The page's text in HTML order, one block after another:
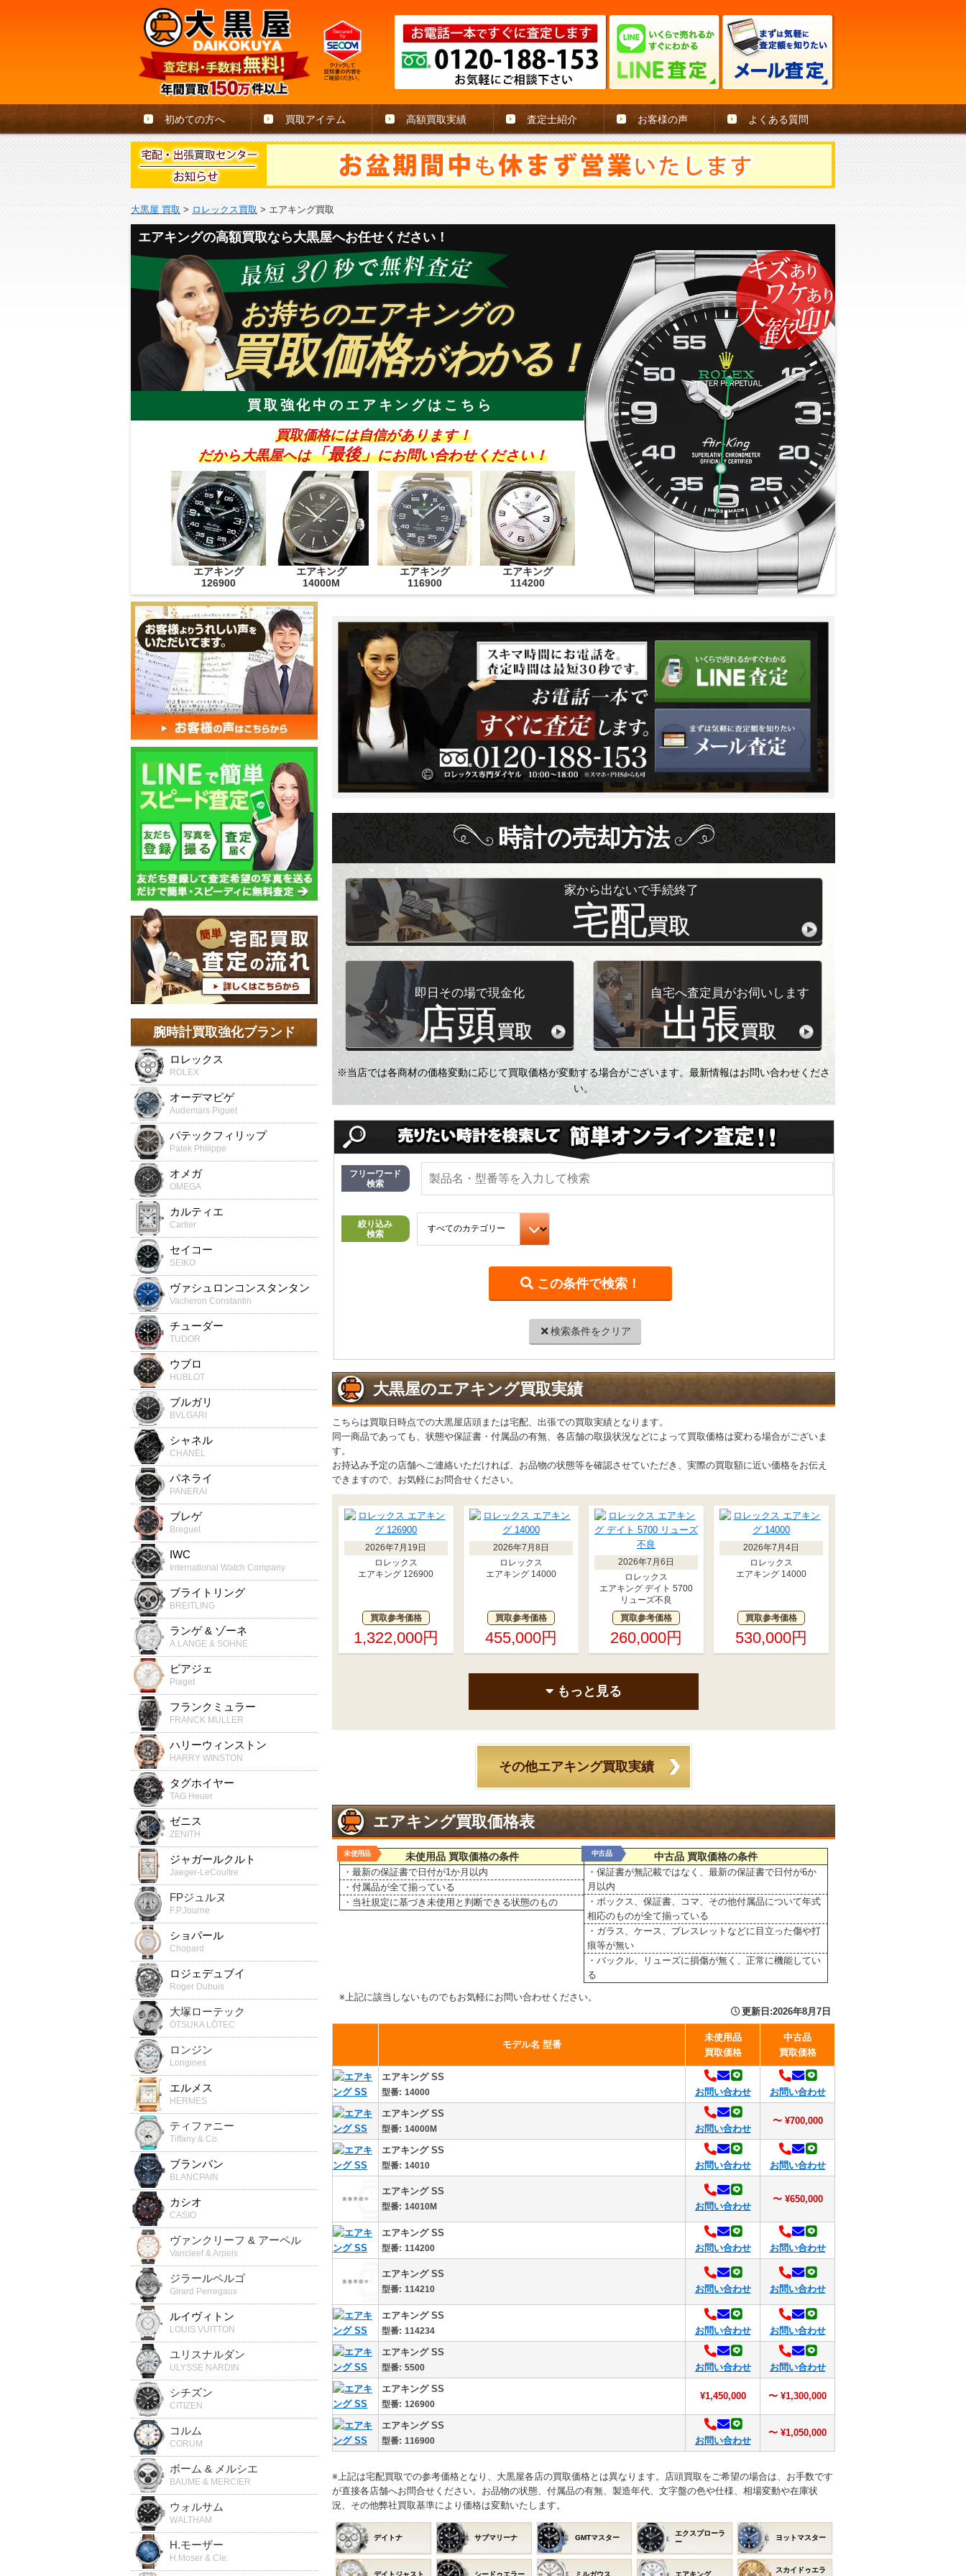
初めての方へ 買取アイテム 高額買取実績 査定士紹介 お客様の声 よくある質問
大黒屋 買取 > ロレックス買取 > エアキング買取
エアキングの高額買取なら大黒屋へお任せください！
お持ちのエアキングの
買取価格がわかる！
買取強化中のエアキングはこちら
買取価格には自信があります！
だから大黒屋へは「最後」にお問い合わせください！
エアキング
126900
エアキング
14000M
エアキング
116900
エアキング
114200
時計の売却方法
家から出ないで手続終了
宅配買取
即日その場で現金化
店頭買取
自宅へ査定員がお伺いします
出張買取
※当店では各商材の価格変動に応じて買取価格が変動する場合がございます。最新情報はお問い合わせくださ
い。
フリーワード
検索
絞り込み
検索
検索条件をクリア
大黒屋のエアキング買取実績
こちらは買取日時点での大黒屋店頭または宅配、出張での買取実績となります。
同一商品であっても、状態や保証書・付属品の有無、各店舗の取扱状況などによって買取価格は変わる場合がございま
す。
お持込み予定の店舗へご連絡いただければ、お品物の状態等を確認させていただき、実際の買取額に近い価格をお伝え
できますので、お気軽にお問合せください。
2026年7月19日
ロレックス
エアキング 126900
買取参考価格
1,322,000円
2026年7月8日
ロレックス
エアキング 14000
買取参考価格
455,000円
2026年7月6日
ロレックス
エアキング デイト 5700
リューズ不良
買取参考価格
260,000円
2026年7月4日
ロレックス
エアキング 14000
買取参考価格
530,000円
もっと見る
その他エアキング買取実績
エアキング買取価格表
未使用品 未使用品 買取価格の条件
・最新の保証書で日付が1か月以内
・付属品が全て揃っている
・当社規定に基づき未使用と判断できる状態のもの
中古品 中古品 買取価格の条件
・保証書が無記載ではなく、最新の保証書で日付が6か
月以内
・ボックス、保証書、コマ、その他付属品について年式
相応のものが全て揃っている
・ガラス、ケース、ブレスレットなどに目立った傷や打
痕等が無い
・バックル、リューズに損傷が無く、正常に機能してい
る
※上記に該当しないものでもお気軽にお問い合わせください。
更新日:2026年8月7日
モデル名 型番
未使用品
買取価格
中古品
買取価格
エアキング SS
14000 お問い合わせ
お問い合わせ
エアキング SS
14000M お問い合わせ
〜 ¥700,000
エアキング SS
14010 お問い合わせ お問い合わせ
エアキング SS
14010M お問い合わせ
〜 ¥650,000
エアキング SS
114200 お問い合わせ お問い合わせ
エアキング SS
114210 お問い合わせ お問い合わせ
エアキング SS
114234 お問い合わせ
お問い合わせ
エアキング SS
5500 お問い合わせ
お問い合わせ
エアキング SS
126900
¥1,450,000 〜 ¥1,300,000
エアキング SS
116900 お問い合わせ
〜 ¥1,050,000
※上記は宅配買取での参考価格となり、大黒屋各店の買取価格とは異なります。店頭買取をご希望の場合は、お手数です
が直接各店舗へお問合せください。お品物の状態、付属品の有無、製造年代、文字盤の色や仕様、相場変動や在庫状
況、その他弊社買取基準により価格は変動いたします。
デイトナ サブマリーナ GMTマスター
エクスプローラ
ー
ヨットマスター
デイトジャスト シードゥエラー ミルガウス エアキング
スカイドゥエラ
腕時計買取強化ブランド
ロレックス
ROLEX
オーデマピゲ
Audemars Piguet
パテックフィリップ
Patek Philippe
オメガ
OMEGA
カルティエ
Cartier
セイコー
SEIKO
ヴァシュロンコンスタンタン
Vacheron Constantin
チューダー
TUDOR
ウブロ
HUBLOT
ブルガリ
BVLGARI
シャネル
CHANEL
パネライ
PANERAI
ブレゲ
Breguet
IWC
International Watch Company
ブライトリング
BREITLING
ランゲ & ゾーネ
A.LANGE & SOHNE
ピアジェ
Piaget
フランクミュラー
FRANCK MULLER
ハリーウィンストン
HARRY WINSTON
タグホイヤー
TAG Heuer
ゼニス
ZENITH
ジャガールクルト
Jaeger-LeCoultre
FPジュルヌ
F.P.Journe
ショパール
Chopard
ロジェデュブイ
Roger Dubuis
大塚ローテック
ŌTSUKA LŌTEC
ロンジン
Longines
エルメス
HERMES
ティファニー
Tiffany & Co.
ブランパン
BLANCPAIN
カシオ
CASIO
ヴァンクリーフ & アーペル
Vancleef & Arpels
ジラールペルゴ
Girard Perregaux
ルイヴィトン
LOUIS VUITTON
ユリスナルダン
ULYSSE NARDIN
シチズン
CITIZEN
コルム
CORUM
ボーム & メルシエ
BAUME & MERCIER
ウォルサム
WALTHAM
H.モーザー
H.Moser & Cie.